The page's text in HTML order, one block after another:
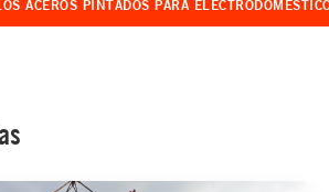
ACEROS PINTADOS PARA